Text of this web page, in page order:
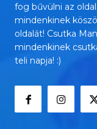
fog bűvülni az
mindenkinek
oldalát! Csutka
mindenkinek
teli napja! :)